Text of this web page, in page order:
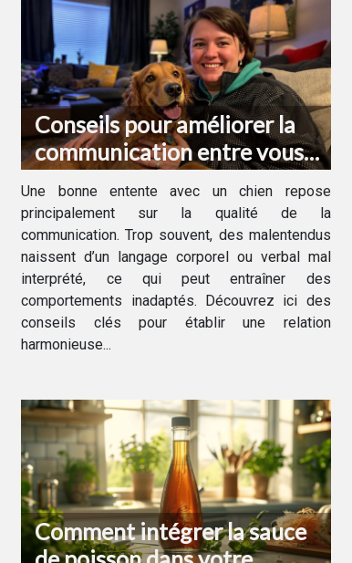
Conseils pour améliorer la
communication entre vous
et votre chien
Une bonne entente avec un chien repose
principalement sur la qualité de la
communication. Trop souvent, des malentendus
naissent d’un langage corporel ou verbal mal
interprété, ce qui peut entraîner des
comportements inadaptés. Découvrez ici des
conseils clés pour établir une relation
harmonieuse...
Comment intégrer la sauce